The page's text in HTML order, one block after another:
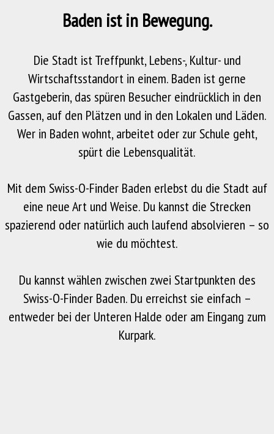
Baden ist in Bewegung.
Die Stadt ist Treffpunkt, Lebens-, Kultur- und
Wirtschaftsstandort in einem. Baden ist gerne
Gastgeberin, das spüren Besucher eindrücklich in den
Gassen, auf den Plätzen und in den Lokalen und Läden.
Wer in Baden wohnt, arbeitet oder zur Schule geht,
spürt die Lebensqualität.
Mit dem Swiss-O-Finder Baden erlebst du die Stadt auf
eine neue Art und Weise. Du kannst die Strecken
spazierend oder natürlich auch laufend absolvieren – so
wie du möchtest.
Du kannst wählen zwischen zwei Startpunkten des
Swiss-O-Finder Baden. Du erreichst sie einfach –
entweder bei der Unteren Halde oder am Eingang zum
Kurpark.